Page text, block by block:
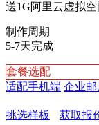
送1G阿里云虚拟
制作周期
5-7天完成
套餐选配
适配手机端 企业邮
挑选样板 获取报